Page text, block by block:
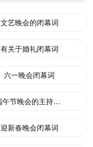
文艺晚会的闭幕词
有关于婚礼闭幕词
六一晚会闭幕词
端午节晚会的主持闭幕词
迎新春晚会闭幕词